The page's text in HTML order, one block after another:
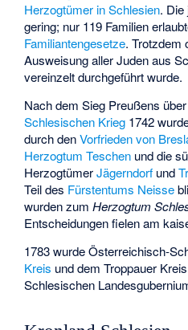
Herzogtümer in Schlesien. Die
gering; nur 119 Familien
Familiantengesetze. Trotzdem
Ausweisung aller Juden aus
vereinzelt durchgeführt wurde.
Nach dem Sieg Preußens
Schlesischen Krieg 1742
durch denVorfrieden von
Herzogtum Teschen und die
HerzogtümerJägerndorf und
Teil des Fürstentums Neisse
wurden zumHerzogtum
Entscheidungen fielen am
1783 wurde Österreichisch-
Kreis und demTroppauer Kreis
Schlesischen